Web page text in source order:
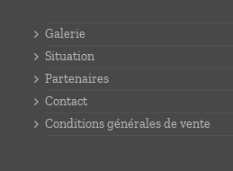
Galerie
Situation
Partenaires
Contact
Conditions générales de vente